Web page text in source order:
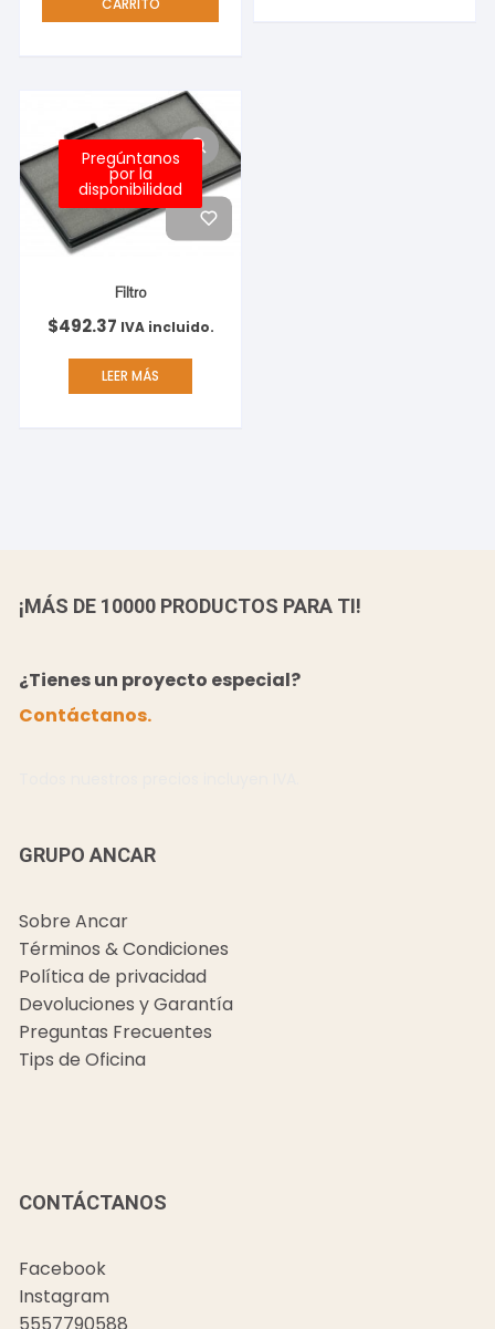
CARRITO
Pregúntanos
por la
disponibilidad
Filtro
$492.37 IVA incluido.
LEER MÁS
¡MÁS DE 10000 PRODUCTOS PARA TI!
¿Tienes un proyecto especial?
Contáctanos.
GRUPO ANCAR
Sobre Ancar
Términos & Condiciones
Política de privacidad
Devoluciones y Garantía
Preguntas Frecuentes
Tips de Oficina
CONTÁCTANOS
Facebook
Instagram